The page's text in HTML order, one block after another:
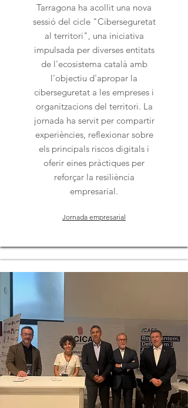
Tarragona ha acollit una nova
sessió del cicle "Ciberseguretat
al territori", una iniciativa
impulsada per diverses entitats
de l'ecosistema català amb
l'objectiu d'apropar la
ciberseguretat a les empreses i
organitzacions del territori. La
jornada ha servit per compartir
experiències, reflexionar sobre
els principals riscos digitals i
oferir eines pràctiques per
reforçar la resiliència
empresarial.
Jornada empresarial